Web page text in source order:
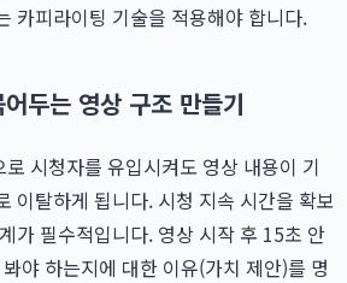
카피라이팅 기술을 적용해야 합니다.
두는 영상 구조 만들기
시청자를 유입시켜도 영상 내용이 기
이탈하게 됩니다. 시청 지속 시간을 확보
가 필수적입니다. 영상 시작 후 15초 안
야 하는지에 대한 이유(가치 제안)를 명